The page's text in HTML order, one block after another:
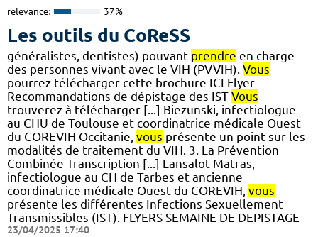
relevance: 37%
Les outils du CoReSS
généralistes, dentistes) pouvant prendre en charge
des personnes vivant avec le VIH (PVVIH). Vous
pourrez télécharger cette brochure ICI Flyer
Recommandations de dépistage des IST Vous
trouverez à télécharger [...] Biezunski, infectiologue
au CHU de Toulouse et coordinatrice médicale Ouest
du COREVIH Occitanie, vous présente un point sur les
modalités de traitement du VIH. 3. La Prévention
Combinée Transcription [...] Lansalot-Matras,
infectiologue au CH de Tarbes et ancienne
coordinatrice médicale Ouest du COREVIH, vous
présente les différentes Infections Sexuellement
Transmissibles (IST). FLYERS SEMAINE DE DEPISTAGE
23/04/2025 17:40